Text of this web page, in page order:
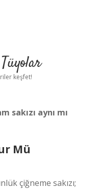
keşfet!
sakızı aynı mı
Mü
çiğneme sakızı;